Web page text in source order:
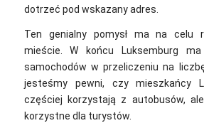
dotrzeć pod wskazany adres.
Ten genialny pomysł ma na celu
mieście. W końcu Luksemburg
samochodów w przeliczeniu na
jesteśmy pewni, czy mieszkańcy
częściej korzystają z autobusów,
korzystne dla turystów.